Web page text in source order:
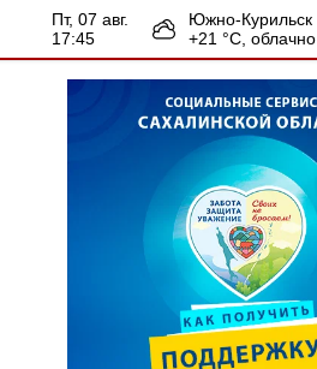
пт, 07 авг.
17:45
Южно-Курильск
+21 °С, облачно